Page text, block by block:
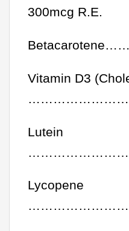
300mcg R.E.
Vitamin D3
Lutein
Lycopene